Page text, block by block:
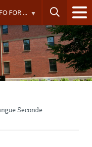
FOR ...
Seconde